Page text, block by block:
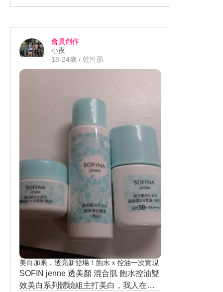
妝，其他部位都沒脫妝，尤其是我的額
時那麼乾澀了，眼周的細紋也不會卡粉
了。
會員創作
小夜
18-24歲 / 乾性肌
美白加乘，透亮新登場！飽水ｘ控油一次實現
SOFIN jenne 透美顏 混合肌 飽水控油雙
效美白系列體驗組主打美白，我人在屏